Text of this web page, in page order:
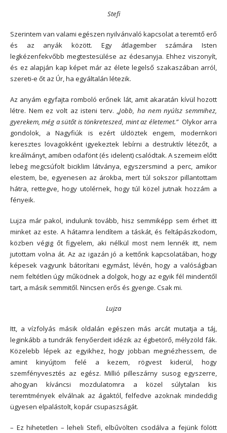
Stefi
Szerintem van valami egészen nyilvánvaló kapcsolat a teremtő erő
és az anyák között. Egy átlagember számára Isten
legkézenfekvőbb megtestesülése az édesanyja. Ehhez viszonyít,
és ez alapján kap képet már az élete legelső szakaszában arról,
szereti-e őt az Úr, ha egyáltalán létezik.
Az anyám egyfajta romboló erőnek lát, amit akaratán kívül hozott
létre. Nem ez volt az isteni terv. „Jobb, ha nem nyúlsz semmihez,
gyerekem, még a sütőt is tönkreteszed, mint az életemet.”Olykor arra
gondolok, a Nagyfiúk is ezért üldöztek engem, modernkori
keresztes lovagokként igyekeztek lebírni a destruktív létezőt, a
kreálmányt, amiben odafönt (és idelent) csalódtak. A szemeim előtt
lebeg megcsúfolt biciklim látványa, egyszersmind a perc, amikor
elestem, be, egyenesen az árokba, mert túl sokszor pillantottam
hátra, rettegve, hogy utolérnek, hogy túl közel jutnak hozzám a
fényeik.
Lujza már pakol, indulunk tovább, hisz semmiképp sem érhet itt
minket az este. A hátamra lendítem a táskát, és feltápászkodom,
közben végig őt figyelem, aki nélkül most nem lennék itt, nem
jutottam volna át. Az az igazán jó a kettőnk kapcsolatában, hogy
képesek vagyunk bátorítani egymást, lévén, hogy a valóságban
nem feltétlen úgy működnek a dolgok, hogy az egyik fél mindentől
tart, a másik semmitől. Nincsen erős és gyenge. Csak mi.
Lujza
Itt, a vízfolyás másik oldalán egészen más arcát mutatja a táj,
leginkább a tundrák fenyőerdeit idézik az égbetörő, mélyzöld fák.
Közelebb lépek az egyikhez, hogy jobban megnézhessem, de
amint kinyújtom felé a kezem, rögvest kiderül, hogy
szemfényvesztés az egész. Millió pilleszárny susog egyszerre,
ahogyan kíváncsi mozdulatomra a közel súlytalan kis
teremtmények elválnak az ágaktól, felfedve azoknak mindeddig
ügyesen elpalástolt, kopár csupaszságát.
– Ez hihetetlen – leheli Stefi, elbűvölten csodálva a fejünk fölött